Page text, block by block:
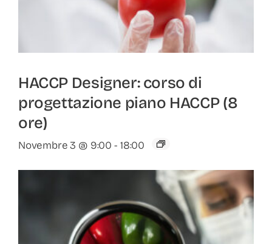
HACCP Designer: corso di
progettazione piano HACCP (8
ore)
Novembre 3 @ 9:00 - 18:00